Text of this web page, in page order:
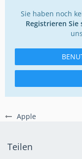
Apple
Sie haben noch
Registrieren
Teilen